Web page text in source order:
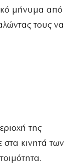
μήνυμα από
τους να
της
στα κινητά των